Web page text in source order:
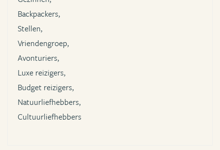
Backpackers,
Stellen,
Vriendengroep,
Avonturiers,
Luxe reizigers,
Budget reizigers,
Natuurliefhebbers,
Cultuurliefhebbers